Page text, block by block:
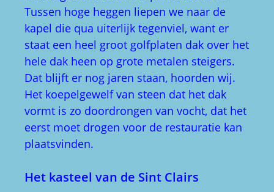
Tussen hoge heggen liepen we naar de
kapel die qua uiterlijk tegenviel, want er
staat een heel groot golfplaten dak over het
hele dak heen op grote metalen steigers.
Dat blijft er nog jaren staan, hoorden wij.
Het koepelgewelf van steen dat het dak
vormt is zo doordrongen van vocht, dat het
eerst moet drogen voor de restauratie kan
plaatsvinden.
Het kasteel van de Sint Clairs